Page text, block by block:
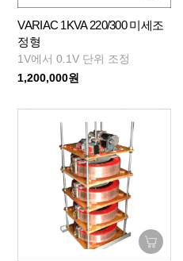
VARIAC 1KVA 220/300 미세조
정형
1V에서 0.1V 단위 조정
1,200,000원